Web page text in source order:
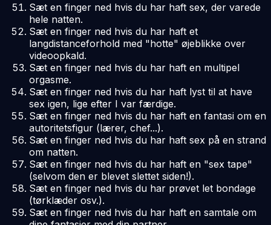
Sæt en finger ned hvis du har haft sex, der varede
hele natten.
Sæt en finger ned hvis du har haft et
langdistanceforhold med "hotte" øjeblikke over
videoopkald.
Sæt en finger ned hvis du har haft en multipel
orgasme.
Sæt en finger ned hvis du har haft lyst til at have
sex igen, lige efter I var færdige.
Sæt en finger ned hvis du har haft en fantasi om en
autoritetsfigur (lærer, chef...).
Sæt en finger ned hvis du har haft sex på en strand
om natten.
Sæt en finger ned hvis du har haft en "sex tape"
(selvom den er blevet slettet siden!).
Sæt en finger ned hvis du har prøvet let bondage
(tørklæder osv.).
Sæt en finger ned hvis du har haft en samtale om